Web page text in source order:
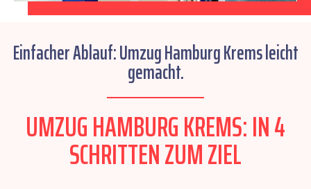
Einfacher Ablauf: Umzug Hamburg Krems leicht
gemacht.
UMZUG HAMBURG KREMS: IN 4
SCHRITTEN ZUM ZIEL